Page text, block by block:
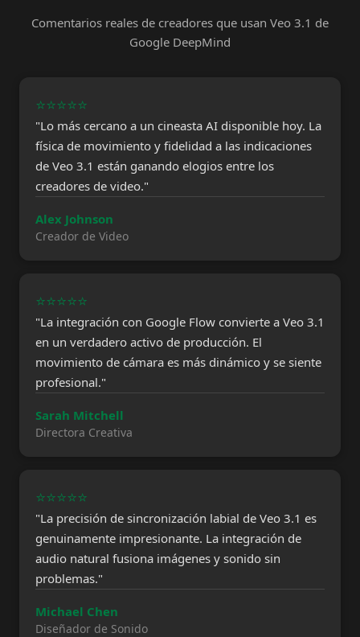
Comentarios reales de creadores que usan Veo 3.1 de
Google DeepMind
⭐⭐⭐⭐⭐
"Lo más cercano a un cineasta AI disponible hoy. La
física de movimiento y fidelidad a las indicaciones
de Veo 3.1 están ganando elogios entre los
creadores de video."
Alex Johnson
Creador de Video
⭐⭐⭐⭐⭐
"La integración con Google Flow convierte a Veo 3.1
en un verdadero activo de producción. El
movimiento de cámara es más dinámico y se siente
profesional."
Sarah Mitchell
Directora Creativa
⭐⭐⭐⭐⭐
"La precisión de sincronización labial de Veo 3.1 es
genuinamente impresionante. La integración de
audio natural fusiona imágenes y sonido sin
problemas."
Michael Chen
Diseñador de Sonido